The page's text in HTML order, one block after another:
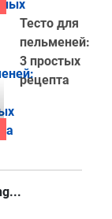
Тесто для
пельменей:
3 простых
рецепта